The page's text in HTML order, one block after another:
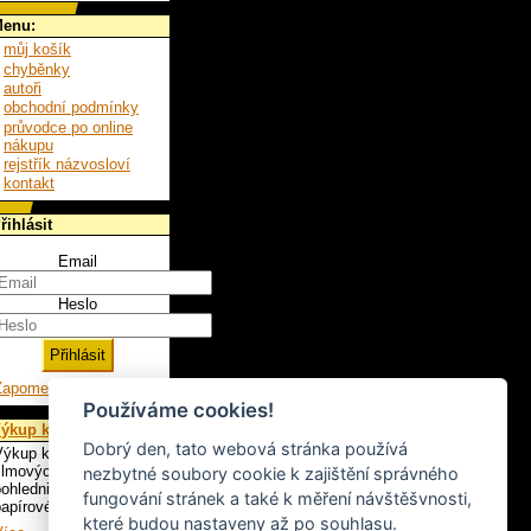
můj košík
chyběnky
autoři
obchodní podmínky
průvodce po online
nákupu
rejstřík názvosloví
kontakt
Email
Heslo
heslo
knih
knih, LP,
plakátů,
a ostatního
artiklu.
Používáme cookies!
Dobrý den, tato webová stránka používá
nezbytné soubory cookie k zajištění správného
fungování stránek a také k měření návštěšvnosti,
které budou nastaveny až po souhlasu.